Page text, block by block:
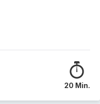
20 Min.